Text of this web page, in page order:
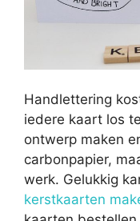
Handlettering
iedere kaart los
ontwerp maken
carbonpapier,
werk. Gelukkig
kerstkaarten